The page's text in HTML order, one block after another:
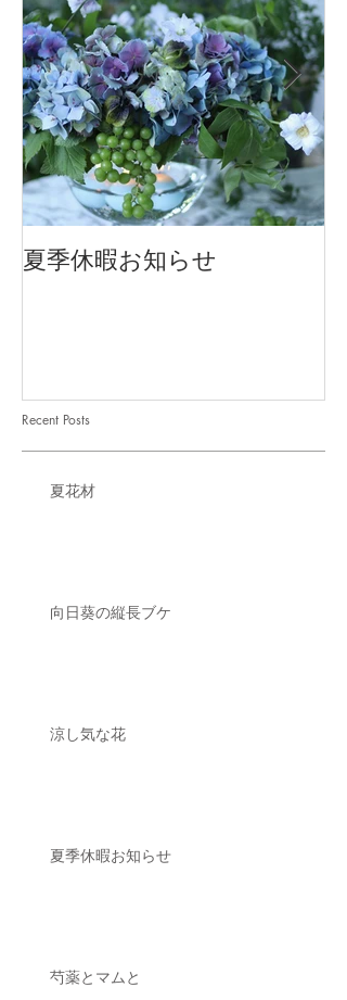
夏季休暇お知らせ
Recent Posts
夏花材
向日葵の縦長ブケ
涼し気な花
夏季休暇お知らせ
芍薬とマムと